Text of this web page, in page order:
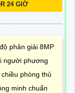
24 GIỜ
phân giải 8MP
người phương
phòng thủ
minh chuẩn